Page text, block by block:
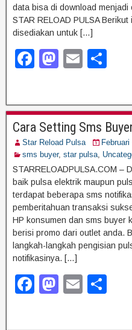
data bisa di download menjadi
STAR RELOAD PULSA
disediakan untuk […]
F
e
b
o
o
k
M
o
d
o
n
E
e
Cara Setting Sms
Star Reload Pulsa
sms buyer, star pulsa
STARRELOADPULSA.COM –
baik pulsa elektrik maupun
terdapat beberapa sms
pemberitahuan transaksi
HP konsumen dan sms buyer
berisi promo dari outlet anda.
langkah-langkah pengisian
notifikasinya. […]
F
M
E